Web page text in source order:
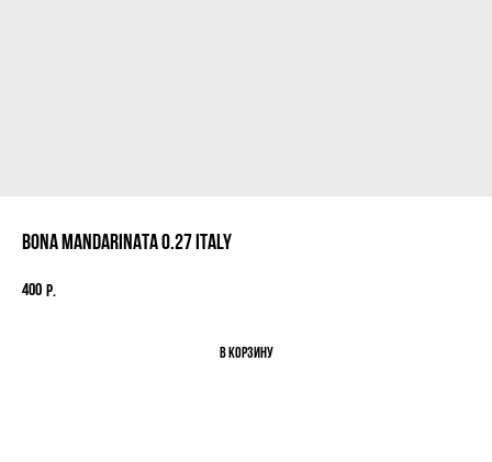
BONA MANDARINATA 0.27 ITALY
400 р.
В корзину
Поиск по каталогу